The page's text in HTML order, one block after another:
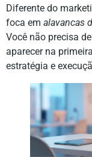
Diferente do
foca em alavancas
Você não precisa
aparecer na
estratégia e